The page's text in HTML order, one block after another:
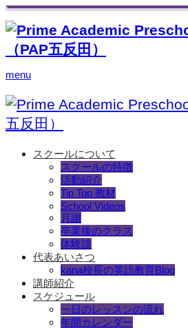
menu
スクールについて
スクールの特徴
活動紹介
Tip Top 教材
School Videos
月謝
卒業後のクラス
体験談
代表あいさつ
kana校長の英語教育Blog
講師紹介
スケジュール
一日のレッスンの流れ
年間カレンダー